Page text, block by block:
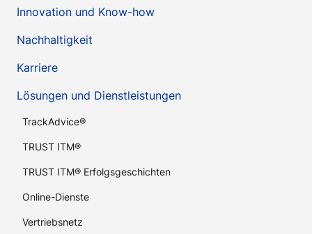
Innovation und Know-how
Nachhaltigkeit
Karriere
Lösungen und Dienstleistungen
TrackAdvice®
TRUST ITM®
TRUST ITM® Erfolgsgeschichten
Online-Dienste
Vertriebsnetz